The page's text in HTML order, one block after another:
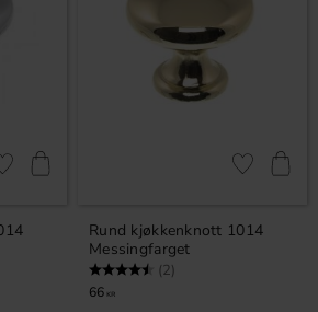
Lagre som favoritt
Rund kjøkkenknott 1014
Messingfarget
Karakter: (2)
66 KR
Lagre som